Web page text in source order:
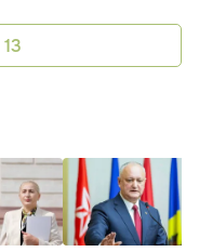
13